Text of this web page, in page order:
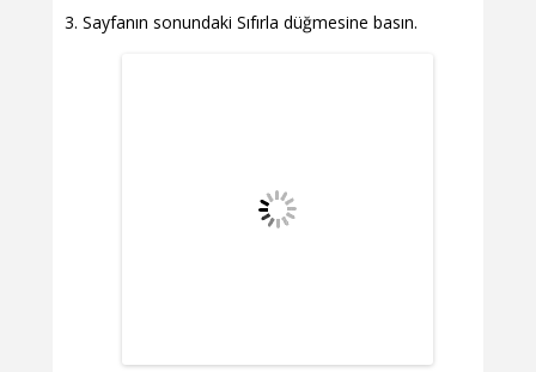
Sayfanın sonundaki Sıfırla düğmesine basın.